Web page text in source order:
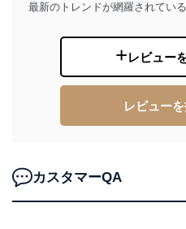
FAX：03-5459-7073
改訂：2025年2月20日
制定：2005年4月1日
株式会社富士山マガジンサ
代表取締役会長 西野 伸一
個人情報の取扱いについ
当社は以下の個人情報保護
護管理者の責任のもと、個
最新のトレンドが網羅されてい
レビュー
レビュー
カスタマーQA